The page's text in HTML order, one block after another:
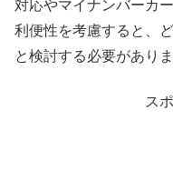
対応やマイナンバーカ
利便性を考慮すると、
と検討する必要がありま
ス